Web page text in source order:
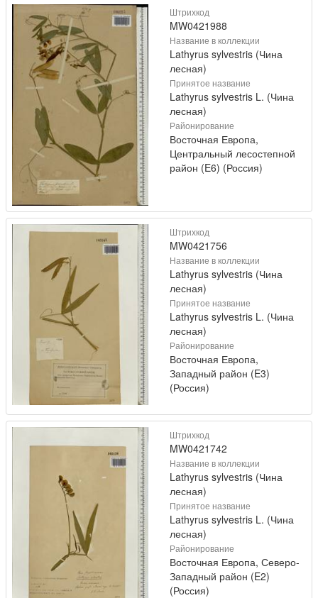
Штрихкод
MW0421988
Название в коллекции
Lathyrus sylvestris (Чина
лесная)
Принятое название
Lathyrus sylvestris L. (Чина
лесная)
Районирование
Восточная Европа,
Центральный лесостепной
район (E6) (Россия)
Штрихкод
MW0421756
Название в коллекции
Lathyrus sylvestris (Чина
лесная)
Принятое название
Lathyrus sylvestris L. (Чина
лесная)
Районирование
Восточная Европа,
Западный район (E3)
(Россия)
Штрихкод
MW0421742
Название в коллекции
Lathyrus sylvestris (Чина
лесная)
Принятое название
Lathyrus sylvestris L. (Чина
лесная)
Районирование
Восточная Европа, Северо-
Западный район (E2)
(Россия)